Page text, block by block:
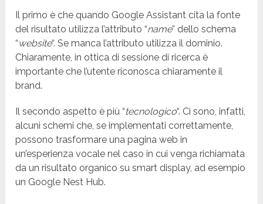
Il primo è che quando Google Assistant cita la fonte
del risultato utilizza l’attributo “name” dello schema
“website“. Se manca l’attributo utilizza il dominio.
Chiaramente, in ottica di sessione di ricerca è
importante che l’utente riconosca chiaramente il
brand.
Il secondo aspetto è più “tecnologico“. Ci sono, infatti,
alcuni schemi che, se implementati correttamente,
possono trasformare una pagina web in
un’esperienza vocale nel caso in cui venga richiamata
da un risultato organico su smart display, ad esempio
un Google Nest Hub.